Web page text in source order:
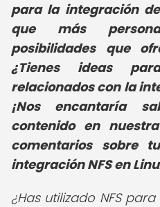
para la integración
que más
posibilidades que
¿Tienes ideas
relacionados con la
¡Nos encantaría
contenido en
comentarios sobre
integración NFS en
¿Has utilizado NFS